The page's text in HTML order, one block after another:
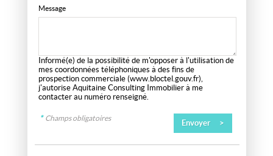
Message
Informé(e) de la possibilité de m'opposer à l'utilisation de
mes coordonnées téléphoniques à des fins de
prospection commerciale (www.bloctel.gouv.fr),
j'autorise Aquitaine Consulting Immobilier à me
contacter au numéro renseigné.
* Champs obligatoires